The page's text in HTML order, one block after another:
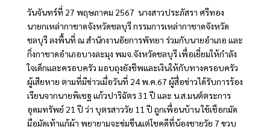
วันจันทร์ที่ 27 พฤษภาคม 2567 นางสาวประภัสรา ศรีทอง
นายกเหล่ากาชาดจังหวัดชลบุรี กรรมการเหล่ากาชาดจังหวัด
ชลบุรี ลงพื้นที่ ณ สำนักงานอัยการพัทยา ร่วมกับนายอำเภอ และ
กิ่งกาชาดอำเภอบางละมุง พมจ.จังหวัดชลบุรี เพื่อเยี่ยมให้กำลัง
ใจเด็กและครอบครัว มอบถุงยังชีพและเงินให้กับทางครอบครัว
ผู้เสียหาย ตามที่มีข่าวเมื่อวันที่ 24 พ.ค.67 ผู้สื่อข่าวได้รับการร้อง
เรียนจากนายพิเชฐ แก้วปาริฉัตร 31 ปี และ น.ส.มนต์ตระการ
อุดมทรัพย์ 21 ปี ว่า บุตรสาววัย 11 ปี ถูกเพื่อนบ้าน ใช้เชือกมัด
มือมัดเท้าแก้ผ้า พยายามจะข่มขืนแต่โชคดีที่น้องชายวัย 7 ขวบ